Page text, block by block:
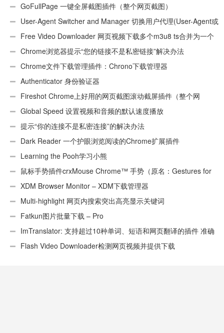
GoFullPage 一键全屏截图插件（整个网页截图）
User-Agent Switcher and Manager 切换用户代理(User-Agent或
UA)Free Video Downloader 网页视频下载多个m3u8 ts合并为一个
ts文件Chrome浏览器提示“您的链接不是私密链接”解决办法
Chrome文件下载管理插件：Chrono下载管理器
Authenticator 身份验证器
Fireshot Chrome上好用的网页截图滚动截屏插件（整个网
页）Global Speed 设置视频和音频的默认速度播放
提示“你的连接不是私密连接”的解决办法
Dark Reader 一个护眼浏览阅读的Chrome扩展插件
Learning the Pooh学习小熊
鼠标手势插件crxMouse Chrome™ 手势（原名：Gestures for
Chrome(TM)汉化版）
XDM Browser Monitor – XDM下载管理器
Multi-highlight 网页内搜索突出高亮显示关键词
Fatkun图片批量下载 – Pro
ImTranslator: 支持超过10种单词、短语和网页翻译的插件 准确
性不错Flash Video Downloader检测网页视频并提供下载